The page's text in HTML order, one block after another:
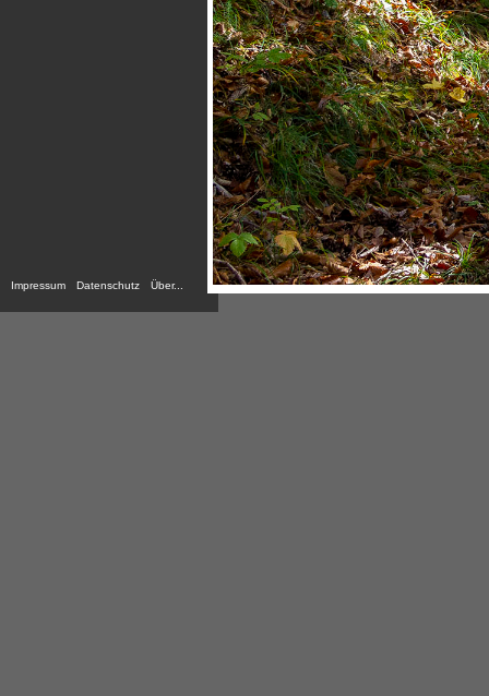
Impressum Datenschutz Über...